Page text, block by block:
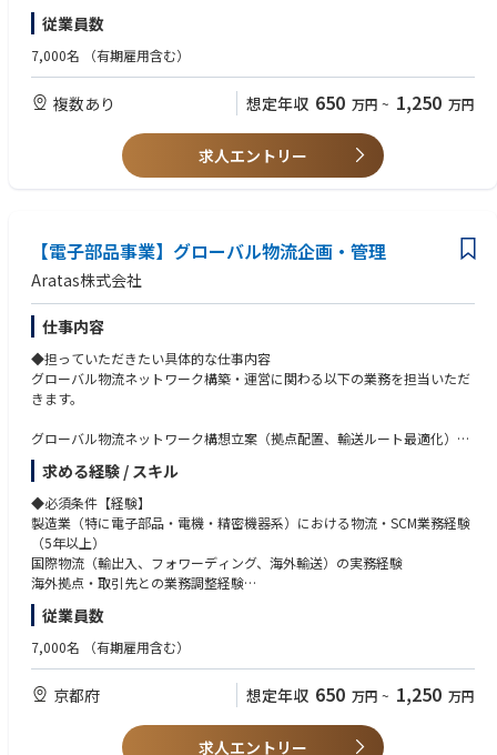
・分析・予測に基づく意思決定モデルの確立
・データ・AIを活用した意思決定の高速化・高度化を実現
AIを単なるツールとしてではなく、業務および経営の意思決定を変革する
分社直後の段階で、AI活用モデルをゼロから設計・構築し、全社展開でき
る点において、長期的に大きな影響力を持つ役割。
ぐ・切る”技術と高品質・信頼性を強みに、EV・エネルギー・産業機器な
ど成長市場を支える電子部品事業。
【強み】長年培った高品質・高信頼性の技術力とグローバル顧客基盤。
【今後の展望】独立化により意思決定の迅速化と投資力を強化し、急拡大
する電動化・デジタル化領域での事業成長を加速。その基盤として、グロ
◆必須条件【スキル】
・データ分析またはAI活用および業務領域に関する知識（特にいずれかの
特定領域に強みを保有）
議・資料作成・コミュニケーションが可能）
・機械学習・統計分析の経験
・製造業におけるデータ活用経験
・業務変革に対して、既存の業務形態や組織風土に捉われず、標準化・最
適化を前提にプロジェクトを遂行する強い意志と行動力を有する人財
・海外現地法人の関係者との協業関係構築と意思疎通ができる人財
・チャレンジ精神旺盛で前向きに取り組める人財
◆使用する開発言語・ソフト・装置/機器等
生成AI(365 Copilotなど)、AI/分析ツール、BIツール、データ基盤など
従業員数
7,000名 （有期雇用含む）
複数あり 想定年収 650 万円 ~ 1,250 万円
求人エントリー
【電子部品事業】グローバル物流企画・管理
Aratas株式会社
仕事内容
◆担っていただきたい具体的な仕事内容
グローバル物流ネットワーク構築・運営に関わる以下の業務を担当いただ
きます。
グローバル物流ネットワーク構想立案（拠点配置、輸送ルート最適化）
海外拠点（製造・販売・物流拠点）との物流スキーム設計・調整
フォワーダー、3PL、倉庫業者との契約交渉・管理
海上／航空／陸上輸送の最適化およびリードタイム・コスト改善
各国貿易実務（輸出入管理、インコタームズ、関税対応）の統制
物流KPI（コスト、納期、在庫回転率等）の設計・モニタリング
物流BCP、リスクマネジメント（災害・地政学リスク対応）
将来的にはメンバーマネジメント、組織運営への関与
※ご経験・スキルに応じて業務範囲は調整します。
◆具体的な仕事内容に対しての期待する成果
「コストを下げる人」ではなく、「当社のグローバル事業を止めない・強
くする物流を設計し、実行できる人」
◆この仕事の魅力
求める経験 / スキル
◆必須条件【経験】
製造業（特に電子部品・電機・精密機器系）における物流・SCM業務経験
（5年以上）
国際物流（輸出入、フォワーディング、海外輸送）の実務経験
海外拠点・取引先との業務調整経験
◆必須条件【スキル】
日本語：ビジネスレベル
◆歓迎条件
グローバル物流ネットワーク構築・再編プロジェクトの経験
SCM全体（調達〜生産〜物流）の最適化経験
従業員数
7,000名 （有期雇用含む）
京都府 想定年収 650 万円 ~ 1,250 万円
求人エントリー